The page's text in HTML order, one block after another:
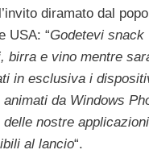
diramato dal
USA: “Godetevi snack
birra e vino mentre
in esclusiva i
animati da Windows
delle nostre applicazioni
al lancio“.